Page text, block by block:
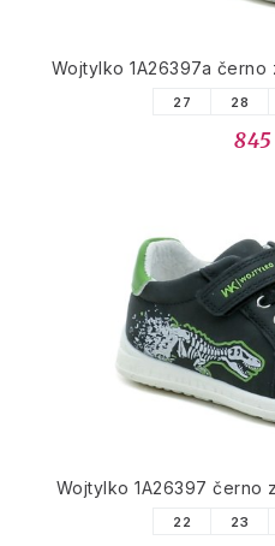
Wojtylko 1A26397a
27 28
Wojtylko 1A26397
22 23